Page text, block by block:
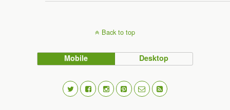
Back to top
Mobile Desktop